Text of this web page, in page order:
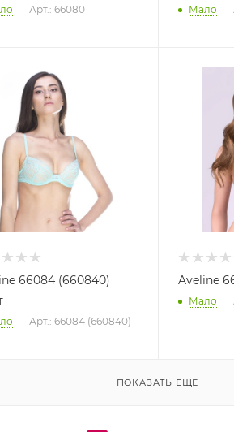
Арт.: 66080 Мало
66084 (660840)
Арт.: 66084 (660840)
Aveline
Мало
ПОКАЗАТЬ ЕЩЕ